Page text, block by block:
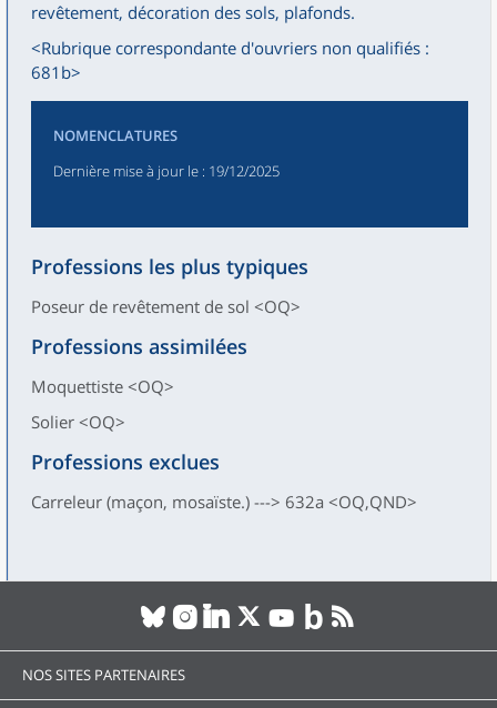
revêtement, décoration des sols, plafonds.
<Rubrique correspondante d'ouvriers non qualifiés :
681b>
NOMENCLATURES
Dernière mise à jour le : 19/12/2025
Professions les plus typiques
Poseur de revêtement de sol <OQ>
Professions assimilées
Moquettiste <OQ>
Solier <OQ>
Professions exclues
Carreleur (maçon, mosaïste.) ---> 632a <OQ,QND>
NOS SITES PARTENAIRES